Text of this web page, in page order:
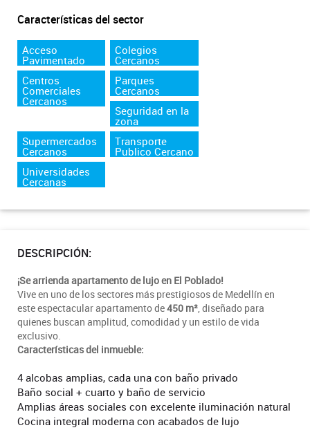
Características del sector
Acceso
Pavimentado
Colegios
Cercanos
Centros
Comerciales
Cercanos
Parques
Cercanos
Seguridad en la
zona
Supermercados
Cercanos
Transporte
Publico Cercano
Universidades
Cercanas
DESCRIPCIÓN:
¡Se arrienda apartamento de lujo en El Poblado!
Vive en uno de los sectores más prestigiosos de Medellín en
este espectacular apartamento de450 m², diseñado para
quienes buscan amplitud, comodidad y un estilo de vida
exclusivo.
Características del inmueble:
4 alcobas amplias, cada una con baño privado
Baño social + cuarto y baño de servicio
Amplias áreas sociales con excelente iluminación natural
Cocina integral moderna con acabados de lujo